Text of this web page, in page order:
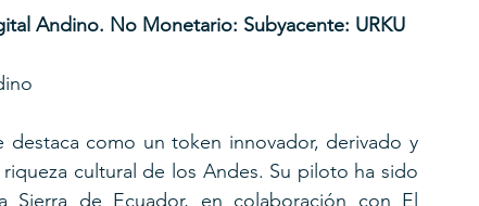
Andino. No Monetario: Subyacente: URKU
como un token innovador, derivado y
cultural de los Andes. Su piloto ha sido
de Ecuador, en colaboración con El